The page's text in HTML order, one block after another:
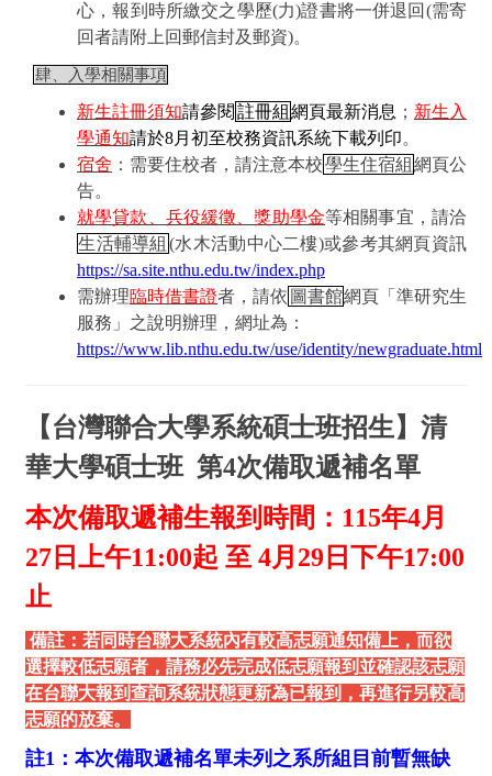
心，報到時所繳交之學歷(力)證書將一併退回 (需寄
回者請附上回郵信封及郵資)。
肆、入學相關事項
新生註冊須知請參閱 註冊組網頁最新消息 ； 新生入
學通知請於8月初至校務資訊系統下載列印。
宿舍 ：需要住校者，請注意本校學生住宿組 網頁公
告。
就學貸款、兵役緩徵、獎助學金等相關事宜，請洽
生活輔導組 (水木活動中心二樓)或參考其網頁資訊
https://sa.site.nthu.edu.tw/index.php
需辦理臨時借書證者，請依 圖書館網頁「準研究生
服務」之說明辦理，網址為：
https://www.lib.nthu.edu.tw/use/identity/newgraduate.html
【台灣聯合大學系統碩士班招生】清
華大學碩士班 第4次備取遞補名單
本次備取遞補生報到時間： 115年4月
27 日上午11:00起 至 4月29 日下午17:00
止
備註：若同時台聯大系統內有較高志願通知備上，而欲
選擇較低志願者，請務必先完成低志願報到並確認該志願
在台聯大報到查詢系統狀態更新為已報到，再進行另較高
志願的放棄。
註1：本次備取遞補名單未列之系所組目前暫無缺